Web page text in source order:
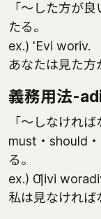
「～した方が
たる。
ex.) 'Evi woriv.
あなたは見た方
義務用法-
「～しなけれ
must・should
る。
ex.) Ƣivi
私は見なければ